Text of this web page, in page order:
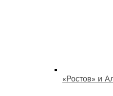
«Ростов» и